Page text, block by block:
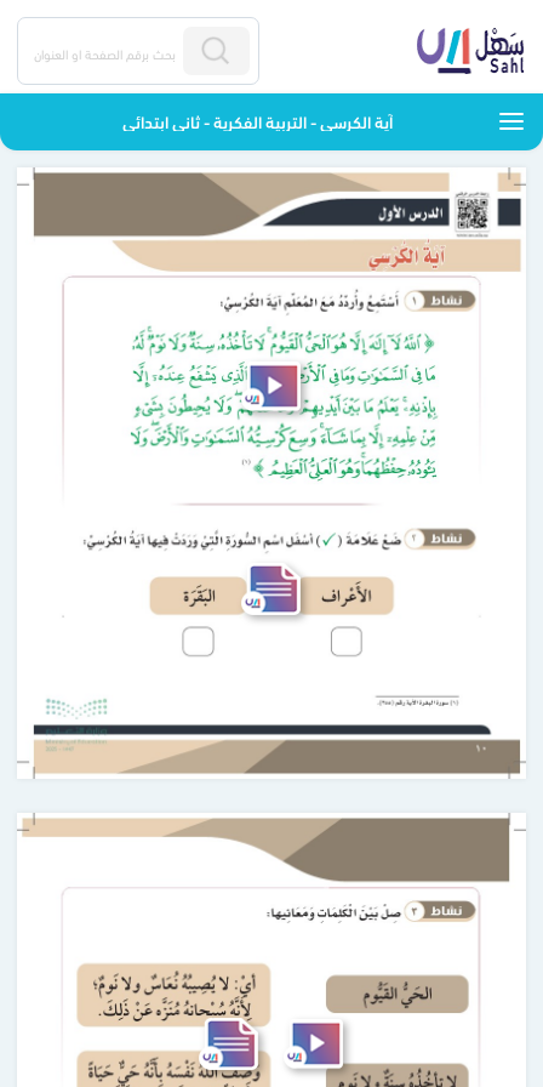
آية الكرسي - التربية الفكرية - ثاني ابتدائي